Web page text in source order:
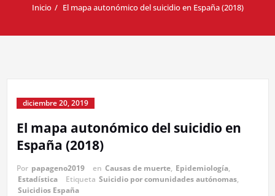
Inicio El mapa autonómico del suicidio en España (2018)
diciembre 20, 2019
El mapa autonómico del suicidio en
España (2018)
Por papageno2019 en Causas de muerte, Epidemiología,
Estadística
Etiqueta Suicidio por comunidades autónomas,
Suicidios España